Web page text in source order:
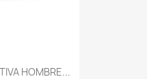
HOMBRE...